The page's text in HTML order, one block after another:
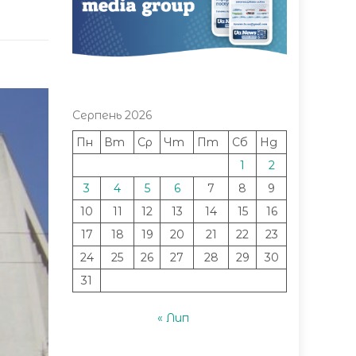
Серпень 2026
Пн
Вт Ср Чт Пт Сб
Нд
1
2
3
4 5 6 7 8
9
10
11 12 13 14 15
16
17
18 19 20 21 22
23
24
25 26 27 28 29
30
31
« Лип